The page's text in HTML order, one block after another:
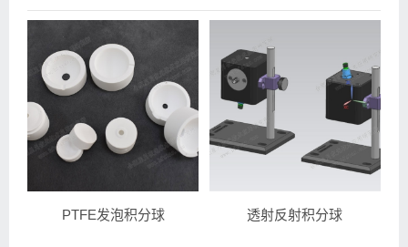
PTFE发泡积分球 透射反射积分球